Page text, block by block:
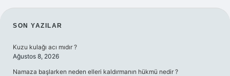
SIDEBAR
SON YAZILAR
Kuzu kulağı acı mıdır ?
Ağustos 8, 2026
Namaza başlarken neden elleri kaldırmanın hükmü nedir ?